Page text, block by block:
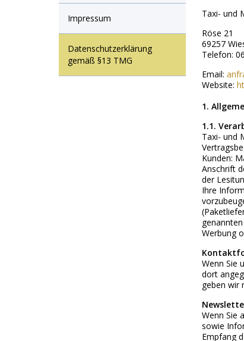
Taxi- und
Röse 21
69257
Telefon:
Email:
Website:
1.
1.1.
Taxi- und
Kunden:
Anschrift
der
Ihre
Werbung
Wenn Sie
dort
geben wir
Wenn Sie
sowie
Empfang
Impressum
Datenschutzerklärung
gemäß §13 TMG